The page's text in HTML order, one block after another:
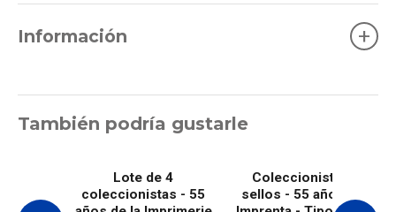
Información +
También podría gustarle
Lote de 4
coleccionistas - 55
Coleccionista 4
sellos - 55 años de